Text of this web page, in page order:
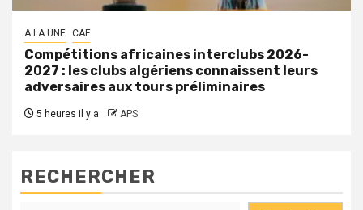
A LA UNE CAF
Compétitions africaines interclubs 2026-
2027 : les clubs algériens connaissent leurs
adversaires aux tours préliminaires
5 heures il y a APS
RECHERCHER